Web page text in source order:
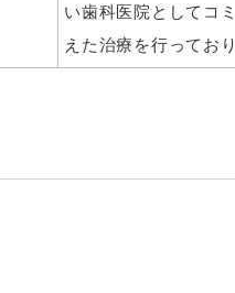
い歯科医院としてコ
えた治療を行っており